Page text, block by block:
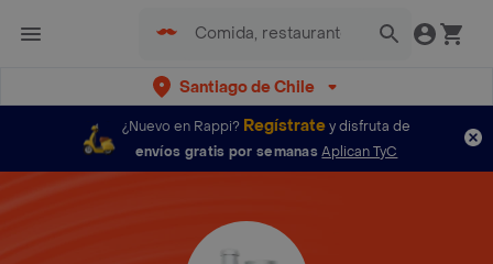
Santiago de Chile
¿Nuevo en Rappi? Regístratey disfruta de
envíos gratis por semanas Aplican TyC